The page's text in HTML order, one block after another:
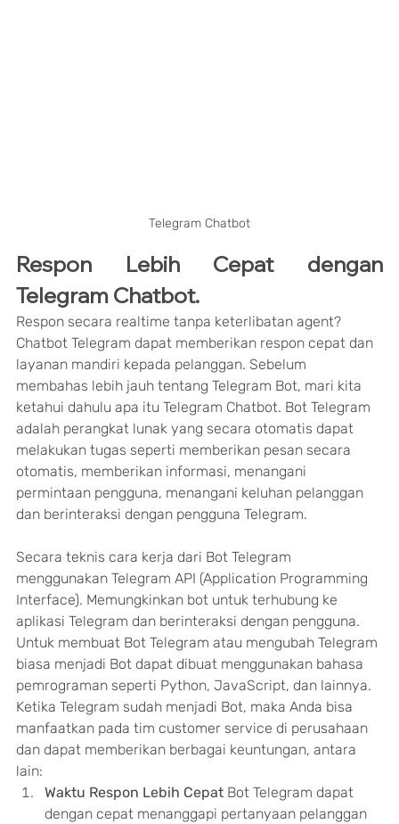
Telegram Chatbot
Respon Lebih Cepat dengan
Telegram Chatbot.
Respon secara realtime tanpa keterlibatan agent?
Chatbot Telegram dapat memberikan respon cepat dan
layanan mandiri kepada pelanggan. Sebelum
membahas lebih jauh tentang Telegram Bot, mari kita
ketahui dahulu apa itu Telegram Chatbot. Bot Telegram
adalah perangkat lunak yang secara otomatis dapat
melakukan tugas seperti memberikan pesan secara
otomatis, memberikan informasi, menangani
permintaan pengguna, menangani keluhan pelanggan
dan berinteraksi dengan pengguna Telegram.
Secara teknis cara kerja dari Bot Telegram
menggunakan Telegram API (Application Programming
Interface). Memungkinkan bot untuk terhubung ke
aplikasi Telegram dan berinteraksi dengan pengguna.
Untuk membuat Bot Telegram atau mengubah Telegram
biasa menjadi Bot dapat dibuat menggunakan bahasa
pemrograman seperti Python, JavaScript, dan lainnya.
Ketika Telegram sudah menjadi Bot, maka Anda bisa
manfaatkan pada tim customer service di perusahaan
dan dapat memberikan berbagai keuntungan, antara
lain:
Waktu Respon Lebih Cepat Bot Telegram dapat
dengan cepat menanggapi pertanyaan pelanggan